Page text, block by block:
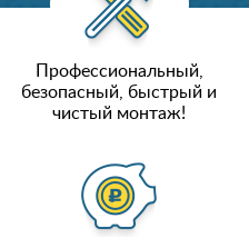
Профессиональный,
безопасный, быстрый и
чистый монтаж!